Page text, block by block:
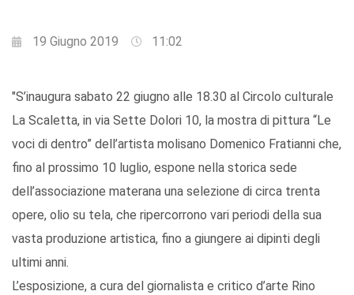
19 Giugno 2019 11:02
"S’inaugura sabato 22 giugno alle 18.30 al Circolo culturale
La Scaletta, in via Sette Dolori 10, la mostra di pittura “Le
voci di dentro” dell’artista molisano Domenico Fratianni che,
fino al prossimo 10 luglio, espone nella storica sede
dell’associazione materana una selezione di circa trenta
opere, olio su tela, che ripercorrono vari periodi della sua
vasta produzione artistica, fino a giungere ai dipinti degli
ultimi anni.
L’esposizione, a cura del giornalista e critico d’arte Rino